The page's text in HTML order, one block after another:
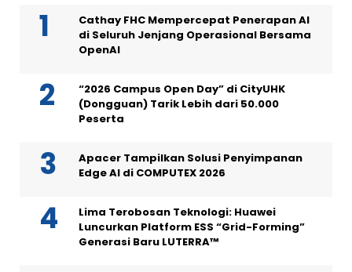
Cathay FHC Mempercepat Penerapan AI
di Seluruh Jenjang Operasional Bersama
OpenAI
“2026 Campus Open Day” di CityUHK
(Dongguan) Tarik Lebih dari 50.000
Peserta
Apacer Tampilkan Solusi Penyimpanan
Edge AI di COMPUTEX 2026
Lima Terobosan Teknologi: Huawei
Luncurkan Platform ESS “Grid-Forming”
Generasi Baru LUTERRA™